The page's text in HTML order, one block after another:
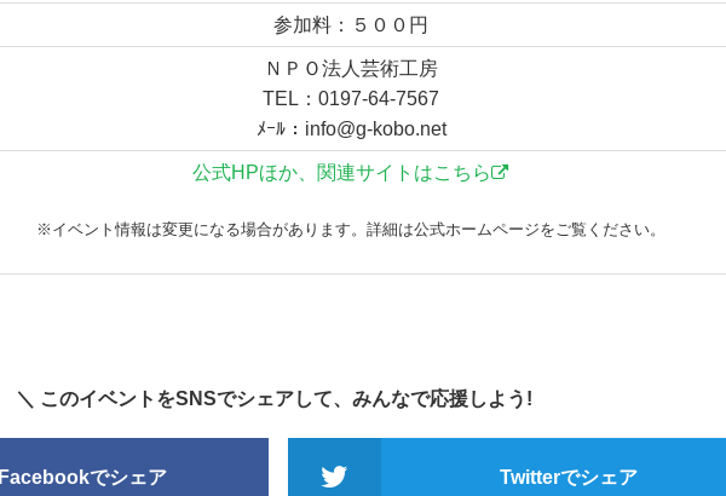
参加料：５００円
ＮＰＯ法人芸術工房
TEL：0197-64-7567
ﾒｰﾙ：info@g-kobo.net
公式HPほか、関連サイトはこちら
※イベント情報は変更になる場合があります。詳細は公式ホームページをご覧ください。
＼ このイベントをSNSでシェアして、みんなで応援しよう!
Facebookでシェア Twitterでシェア